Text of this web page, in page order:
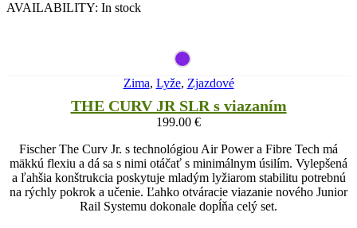
AVAILABILITY: In stock
Zima, Lyže, Zjazdové
THE CURV JR SLR s viazaním
199.00 €
Fischer The Curv Jr. s technológiou Air Power a Fibre Tech má
mäkkú flexiu a dá sa s nimi otáčať s minimálnym úsilím. Vylepšená
a ľahšia konštrukcia poskytuje mladým lyžiarom stabilitu potrebnú
na rýchly pokrok a učenie. Ľahko otváracie viazanie nového Junior
Rail Systemu dokonale dopĺňa celý set.